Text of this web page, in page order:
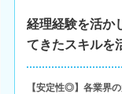
経理経験を活か
てきたスキルを
【安定性◎】各業界